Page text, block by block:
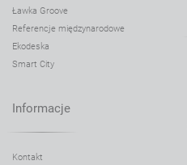
Ławka Groove
Referencje międzynarodowe
Ekodeska
Smart City
Informacje
Kontakt